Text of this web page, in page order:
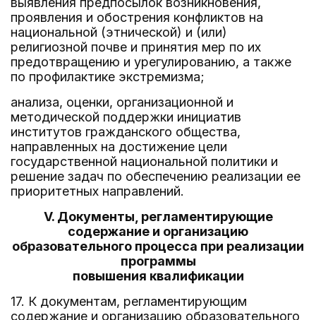
проявления и обострения конфликтов на
национальной (этнической) и (или)
религиозной почве и принятия мер по их
предотвращению и урегулированию, а также
по профилактике экстремизма;
анализа, оценки, организационной и
методической поддержки инициатив
институтов гражданского общества,
направленных на достижение цели
государственной национальной политики и
решение задач по обеспечению реализации ее
приоритетных направлений.
V. Документы, регламентирующие
содержание и организацию
образовательного процесса при реализации
программы
повышения квалификации
17. К документам, регламентирующим
содержание и организацию образовательного